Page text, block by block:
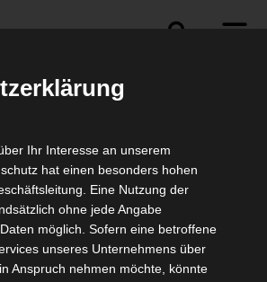
Selbstständigkeit
Restart-19
Ihr Interesse an unserem
hat einen besonders hohen
Eine Nutzung der
ohne jede Angabe
möglich. Sofern eine betroffene
unseres Unternehmens über
Anspruch nehmen möchte, könnte